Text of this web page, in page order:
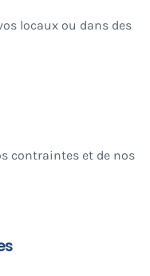
locaux ou dans des
contraintes et de nos